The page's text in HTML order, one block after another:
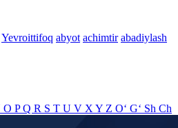
Yevroittifoq abyot achimtir abadiylash
O PQ R S T U V X Y Z O‘ G‘ Sh Ch